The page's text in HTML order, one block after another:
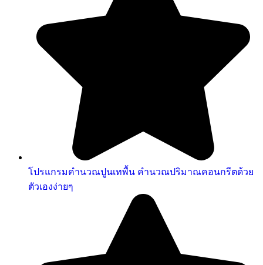
โปรแกรมคํานวณปูนเทพื้น คำนวณปริมาณคอนกรีตด้วย
ตัวเองง่ายๆ